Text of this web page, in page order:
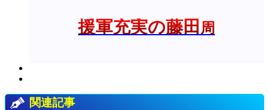
援軍充実の藤田周
関連記事